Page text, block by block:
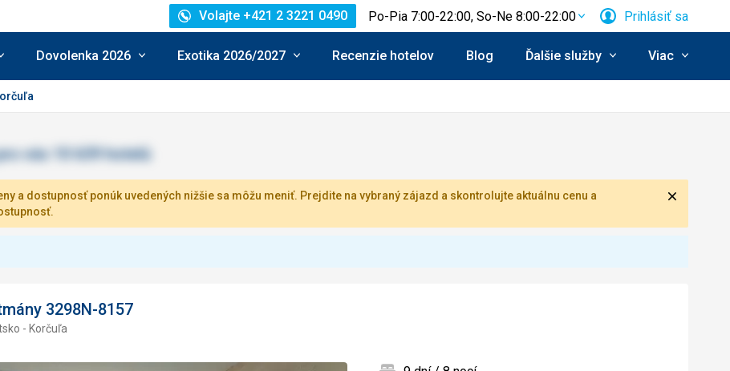
Volajte +421 2 3221 0490 Po-Pia 7:00-22:00, So-Ne 8:00-22:00 Prihlásiť sa
Dovolenka 2026 Exotika 2026/2027 Recenzie hotelov Blog Ďalšie služby Viac
a dostupnosť ponúk uvedených nižšie sa môžu meniť. Prejdite na vybraný zájazd a skontrolujte aktuálnu cenu a
3298N-8157
- Korčuľa